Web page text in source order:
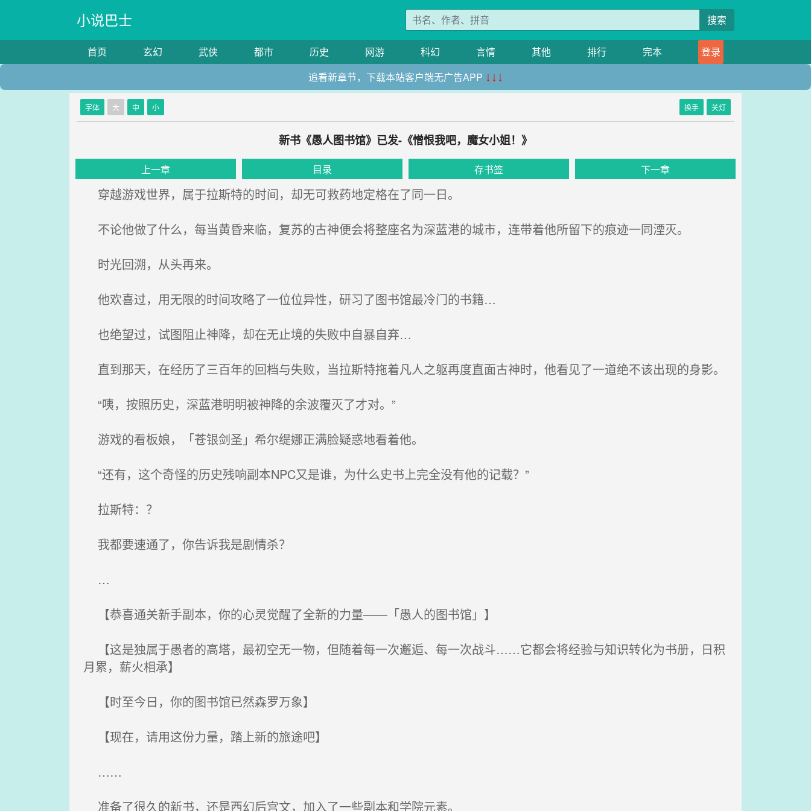
小说巴士 搜索
首页 玄幻 武侠 都市 历史 网游 科幻 言情 其他 排行 完本
登录
追看新章节，下载本站客户端无广告APP ↓↓↓
字体 大 中 小 换手 关灯
新书《愚人图书馆》已发-《憎恨我吧，魔女小姐！》
上一章 目录 存书签 下一章
穿越游戏世界，属于拉斯特的时间，却无可救药地定格在了同一日。
不论他做了什么，每当黄昏来临，复苏的古神便会将整座名为深蓝港的城市，连带着他所留下的痕迹一同湮灭。
时光回溯，从头再来。
他欢喜过，用无限的时间攻略了一位位异性，研习了图书馆最冷门的书籍…
也绝望过，试图阻止神降，却在无止境的失败中自暴自弃…
直到那天，在经历了三百年的回档与失败，当拉斯特拖着凡人之躯再度直面古神时，他看见了一道绝不该出现的身影。
“咦，按照历史，深蓝港明明被神降的余波覆灭了才对。”
游戏的看板娘，「苍银剑圣」希尔缇娜正满脸疑惑地看着他。
“还有，这个奇怪的历史残响副本NPC又是谁，为什么史书上完全没有他的记载？”
拉斯特：？
我都要速通了，你告诉我是剧情杀？
…
【恭喜通关新手副本，你的心灵觉醒了全新的力量——「愚人的图书馆」】
【这是独属于愚者的高塔，最初空无一物，但随着每一次邂逅、每一次战斗……它都会将经验与知识转化为书册，日积
月累，薪火相承】
【时至今日，你的图书馆已然森罗万象】
【现在，请用这份力量，踏上新的旅途吧】
……
准备了很久的新书，还是西幻后宫文，加入了一些副本和学院元素。